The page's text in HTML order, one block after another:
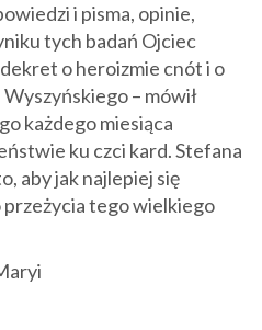
i pisma, opinie,
tych badań Ojciec
o heroizmie cnót i o
– mówił
każdego miesiąca
ku czci kard. Stefana
aby jak najlepiej się
tego wielkiego